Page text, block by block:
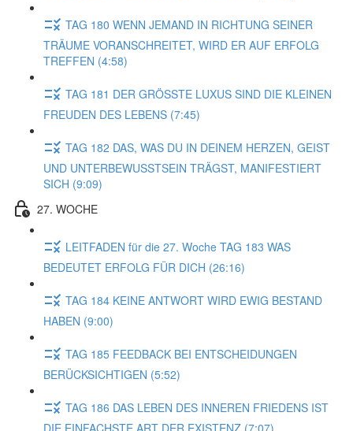
TAG 180 WENN JEMAND IN RICHTUNG SEINER
TRÄUME VORANSCHREITET, WIRD ER AUF ERFOLG
TREFFEN (4:58)
TAG 181 DER GRÖSSTE LUXUS SIND DIE KLEINEN
FREUDEN DES LEBENS (7:45)
TAG 182 DAS, WAS DU IN DEINEM HERZEN, GEIST
UND UNTERBEWUSSTSEIN TRÄGST, MANIFESTIERT
SICH (9:09)
27. WOCHE
LEITFADEN für die 27. Woche TAG 183 WAS
BEDEUTET ERFOLG FÜR DICH (26:16)
TAG 184 KEINE ANTWORT WIRD EWIG BESTAND
HABEN (9:00)
TAG 185 FEEDBACK BEI ENTSCHEIDUNGEN
BERÜCKSICHTIGEN (5:52)
TAG 186 DAS LEBEN DES INNEREN FRIEDENS IST
DIE EINFACHSTE ART DER EXISTENZ (7:07)